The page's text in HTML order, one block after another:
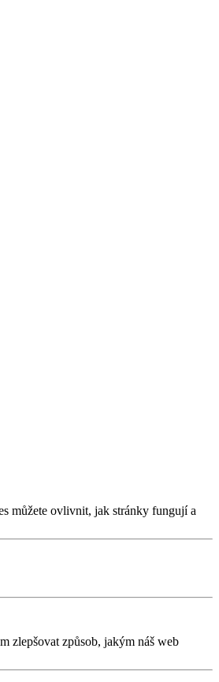
můžete ovlivnit, jak stránky fungují a
zlepšovat způsob, jakým náš web